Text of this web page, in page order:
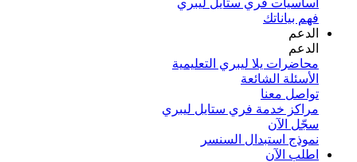
فهم بياناتك
الدعم
الدعم
محاضرات يلا ليبري التعليمية
الأسئلة الشائعة
تواصل معنا
مراكز خدمة فري ستايل ليبري
سجّل الآن​
نموذج استبدال السنسر
اطلب الآن